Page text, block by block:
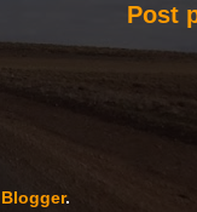
Post
Blogger.